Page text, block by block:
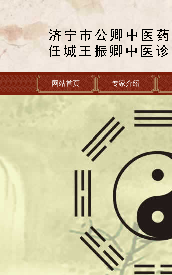
网站首页 专家介绍